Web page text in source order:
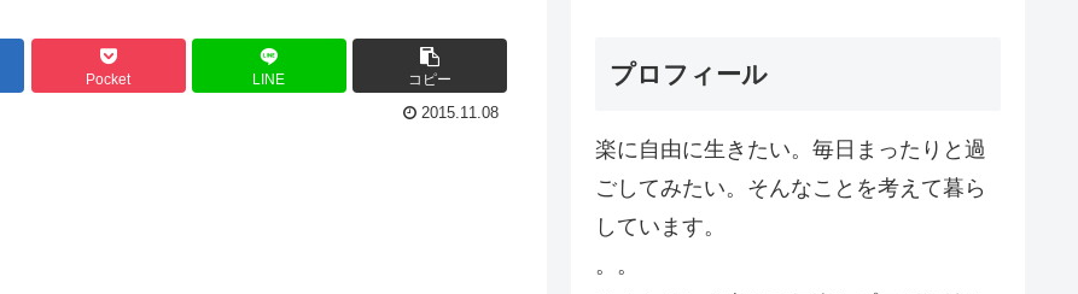
Pocket LINE コピー
2015.11.08
プロフィール
楽に自由に生きたい。毎日まったりと過
ごしてみたい。そんなことを考えて暮ら
しています。
。。